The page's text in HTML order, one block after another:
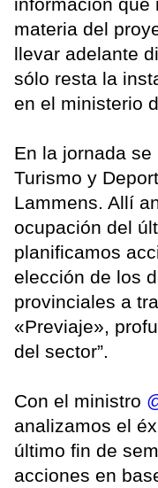
materia del
llevar adelante
sólo resta la
en el ministerio
En la jornada
Turismo y
Lammens. Allí
ocupación del
planificamos
elección de los
provinciales a
«Previaje»,
del sector”.
Con el ministro
analizamos el
último fin de
acciones en